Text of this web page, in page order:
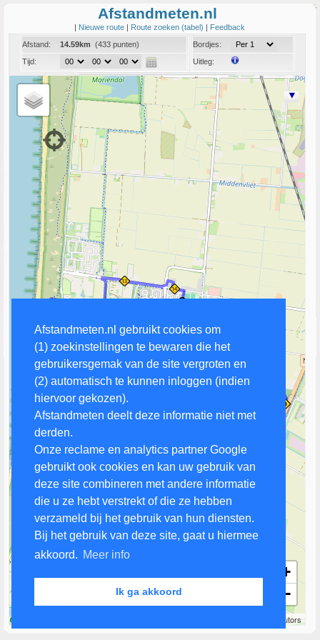
Afstandmeten.nl gebruikt cookies om
(1) zoekinstellingen te bewaren die het
gebruikersgemak van de site vergroten en
(2) automatisch te kunnen inloggen (indien
hiervoor gekozen).
Afstandmeten deelt deze informatie niet met
derden.
Onze reclame en analytics partner Google
gebruikt ook cookies en kan uw gebruik van
deze site combineren met andere informatie
die u ze hebt verstrekt of die ze hebben
verzameld bij het gebruik van hun diensten.
Bij het gebruik van deze site, gaat u hiermee
akkoord. Meer info
Ik ga akkoord
Afstandmeten.nl
| Nieuwe route | Route zoeken (tabel) | Feedback
Afstand:
14.59km (433 punten)
Tijd:
Bordjes:
Uitleg:
Coord:
Info:Link naar deze route
+
−
contributors